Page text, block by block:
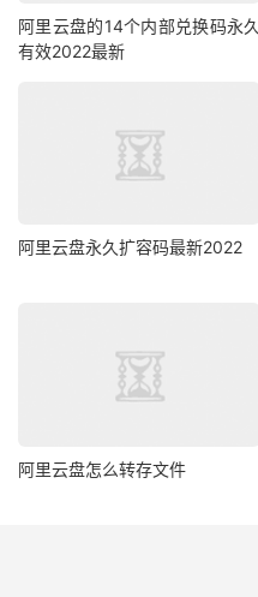
阿里云盘的14个内部兑换码永久
有效2022最新
阿里云盘永久扩容码最新2022
阿里云盘怎么转存文件